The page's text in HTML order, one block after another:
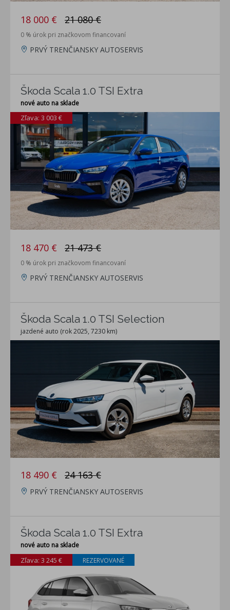
18 000 € 21 080 €
0 % úrok pri značkovom financovaní
PRVÝ TRENČIANSKY AUTOSERVIS
Škoda Scala 1.0 TSI Extra
nové auto na sklade
Zľava: 3 003 €
18 470 € 21 473 €
0 % úrok pri značkovom financovaní
PRVÝ TRENČIANSKY AUTOSERVIS
Škoda Scala 1.0 TSI Selection
jazdené auto (rok 2025, 7230 km)
18 490 € 24 163 €
PRVÝ TRENČIANSKY AUTOSERVIS
Škoda Scala 1.0 TSI Extra
nové auto na sklade
Zľava: 3 245 € REZERVOVANÉ